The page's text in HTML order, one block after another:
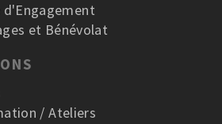
et Bénévolat
/ Ateliers